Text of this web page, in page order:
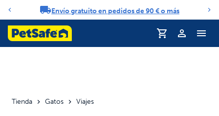
Carrusel de notificacionesEnvío gratuito en pedidos de 90 € o más
Tienda Gatos Viajes